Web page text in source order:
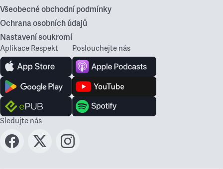
Všeobecné obchodní podmínky
Ochrana osobních údajů
Nastavení soukromí
Aplikace Respekt Poslouchejte nás
Sledujte nás